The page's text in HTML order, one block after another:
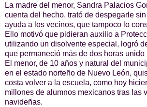
La madre del menor, Sandra Palacios
cuenta del hecho, trató de despegarle
ayuda a los vecinos, que tampoco lo
Ello motivó que pidieran auxilio a
utilizando un disolvente especial, logró
que permaneció más de dos horas unido
El menor, de 10 años y natural del
en el estado norteño de Nuevo León,
costa volver a la escuela, como hoy
millones de alumnos mexicanos tras las
navideñas.